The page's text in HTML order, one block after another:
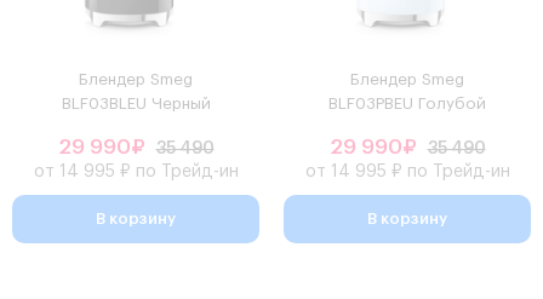
Блендер Smeg
BLF03BLEU Черный
29 990₽
35 490
от 14 995 ₽ по Трейд-ин
В корзину
Блендер Smeg
BLF03PBEU Голубой
29 990₽
35 490
от 14 995 ₽ по Трейд-ин
В корзину